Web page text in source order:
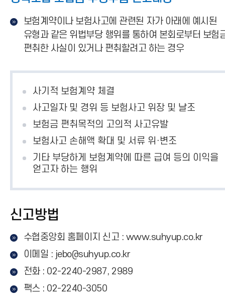
보험계약이나 보험사고에 관련된 자가 아래에 예시된
유형과 같은 위법부당 행위를 통하여 본회로부터 보험
편취한 사실이 있거나 편취할려고 하는 경우
사기적 보험계약 체결
사고일자 및 경위 등 보험사고 위장 및 날조
보험금 편취목적의 고의적 사고유발
보험사고 손해액 확대 및 서류 위·변조
기타 부당하게 보험계약에 따른 급여 등의 이익을
얻고자 하는 행위
신고방법
수협중앙회 홈페이지 신고 : www.suhyup.co.kr
이메일 : jebo@suhyup.co.kr
전화 : 02-2240-2987, 2989
팩스 : 02-2240-3050